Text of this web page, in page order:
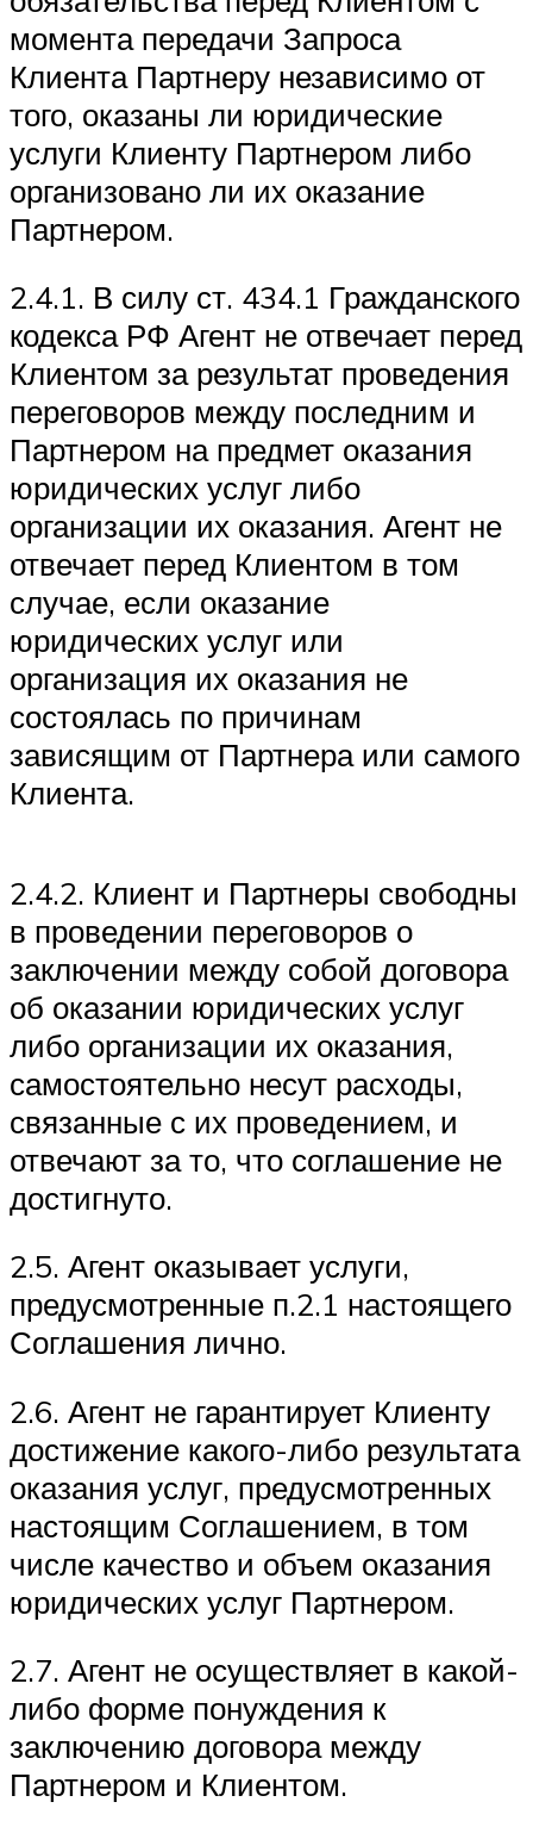
момента передачи Запроса
Клиента Партнеру независимо от
того, оказаны ли юридические
услуги Клиенту Партнером либо
организовано ли их оказание
Партнером.
2.4.1. В силу ст. 434.1 Гражданского
кодекса РФ Агент не отвечает перед
Клиентом за результат проведения
переговоров между последним и
Партнером на предмет оказания
юридических услуг либо
организации их оказания. Агент не
отвечает перед Клиентом в том
случае, если оказание
юридических услуг или
организация их оказания не
состоялась по причинам
зависящим от Партнера или самого
Клиента.
2.4.2. Клиент и Партнеры свободны
в проведении переговоров о
заключении между собой договора
об оказании юридических услуг
либо организации их оказания,
самостоятельно несут расходы,
связанные с их проведением, и
отвечают за то, что соглашение не
достигнуто.
2.5. Агент оказывает услуги,
предусмотренные п.2.1 настоящего
Соглашения лично.
2.6. Агент не гарантирует Клиенту
достижение какого-либо результата
оказания услуг, предусмотренных
настоящим Соглашением, в том
числе качество и объем оказания
юридических услуг Партнером.
2.7. Агент не осуществляет в какой-
либо форме понуждения к
заключению договора между
Партнером и Клиентом.